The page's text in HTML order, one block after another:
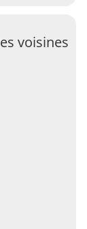
voisines